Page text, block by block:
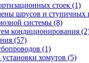
стоек (1)
шрусов и
системы (8)
кондиционирования
(57)
(1)
хомутов (5)